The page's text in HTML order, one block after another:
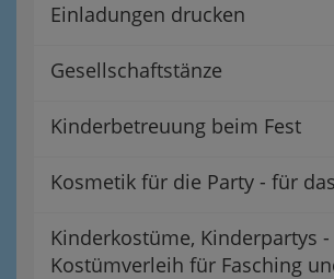
Einladungen drucken
Gesellschaftstänze
Kinderbetreuung beim Fest
Kosmetik für die Party - für
Kinderkostüme, Kinderpartys -
Kostümverleih für Fasching